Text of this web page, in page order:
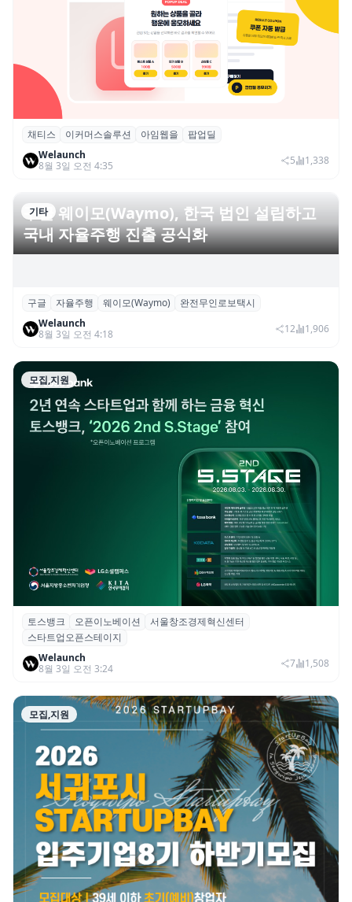
채티스, 아임웹 쇼핑몰 운영자 위한 구매 전
환형 이벤트 앱 ‘팝업딜’ 출시
채티스 이커머스솔루션 아임웹을
팝업딜
Welaunch
8월 3일 오전 4:35
5 1,338
기타
구글 웨이모(Waymo), 한국 법인 설립하고
국내 자율주행 진출 공식화
완전무인로보택시
12
토스뱅크, 오픈이노베이션 협업 범위 확대…
포용금융·자산관리 등
토스뱅크 오픈이노베이션
서울창조경제혁신센터
스타트업오픈스테이지
Welaunch
8월 3일 오전 3:24
7 1,508
모집,지원